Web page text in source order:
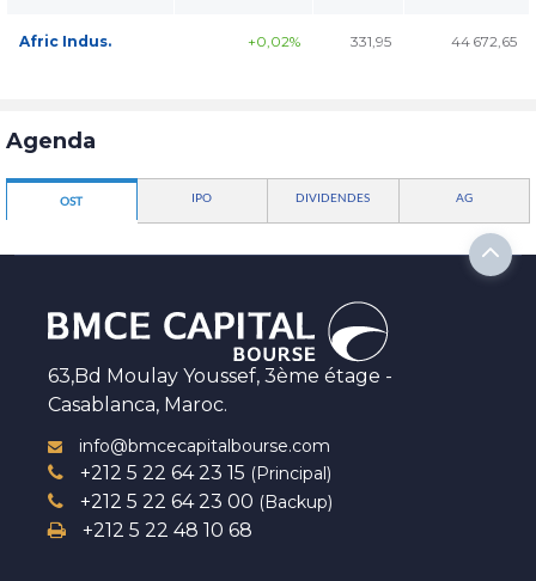
Afric Indus. +0,02% 331,95 44 672,65
Agenda
OST IPO DIVIDENDES AG
63,Bd Moulay Youssef, 3ème étage -
Casablanca, Maroc.
info@bmcecapitalbourse.com
+212 5 22 64 23 15 (Principal)
+212 5 22 64 23 00 (Backup)
+212 5 22 48 10 68